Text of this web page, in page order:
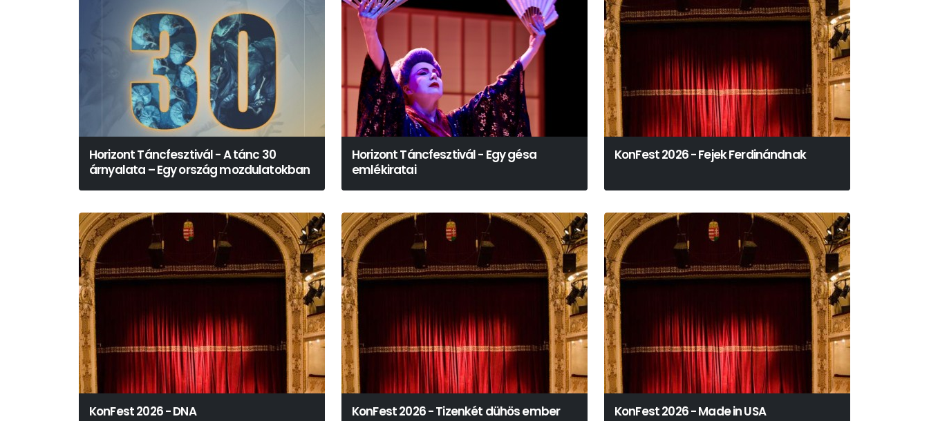
Horizont Táncfesztivál - A tánc 30
árnyalata – Egy ország mozdulatokban
Horizont Táncfesztivál - Egy gésa
emlékiratai
KonFest 2026 - Fejek Ferdinándnak
KonFest 2026 - DNA KonFest 2026 - Tizenkét dühös ember KonFest 2026 - Made in USA